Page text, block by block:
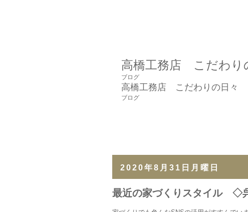
高橋工務店 こだわり
ブログ
高橋工務店 こだわりの日々
ブログ
2020年8月31日月曜日
最近の家づくりスタイル ◇